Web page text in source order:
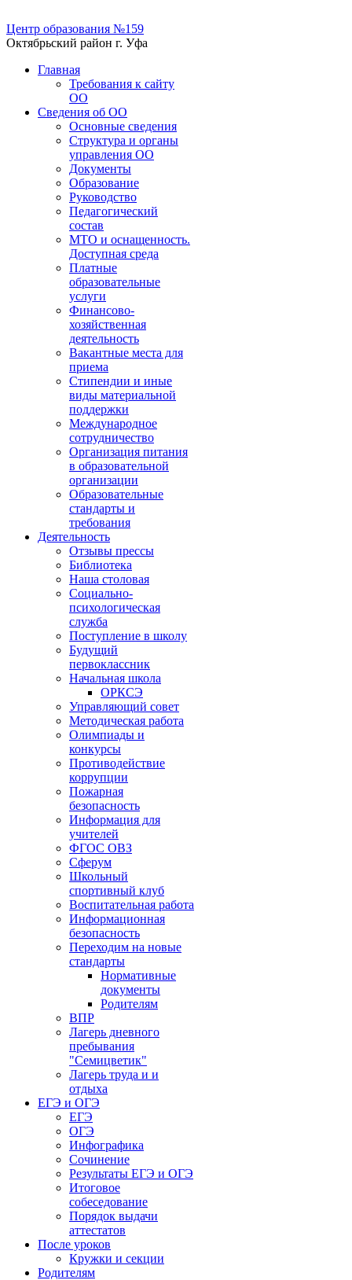
Центр образования №159
Октябрьский район г. Уфа
Главная
Требования к сайту
ОО
Сведения об ОО
Основные сведения
Структура и органы
управления ОО
Документы
Образование
Руководство
Педагогический
состав
МТО и оснащенность.
Доступная среда
Платные
образовательные
услуги
Финансово-
хозяйственная
деятельность
Вакантные места для
приема
Стипендии и иные
виды материальной
поддержки
Международное
сотрудничество
Организация питания
в образовательной
организации
Образовательные
стандарты и
требования
Деятельность
Отзывы прессы
Библиотека
Наша столовая
Социально-
психологическая
служба
Поступление в школу
Будущий
первоклассник
Начальная школа
ОРКСЭ
Управляющий совет
Методическая работа
Олимпиады и
конкурсы
Противодействие
коррупции
Пожарная
безопасность
Информация для
учителей
ФГОС ОВЗ
Сферум
Школьный
спортивный клуб
Воспитательная работа
Информационная
безопасность
Переходим на новые
стандарты
Нормативные
документы
Родителям
ВПР
Лагерь дневного
пребывания
"Семицветик"
Лагерь труда и и
отдыха
ЕГЭ и ОГЭ
ЕГЭ
ОГЭ
Инфографика
Сочинение
Результаты ЕГЭ и ОГЭ
Итоговое
собеседование
Порядок выдачи
аттестатов
После уроков
Кружки и секции
Родителям